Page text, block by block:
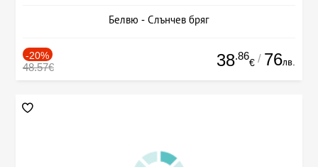
Белвю - Слънчев бряг
-20%
48.57€ 38.86
€ / 76лв.